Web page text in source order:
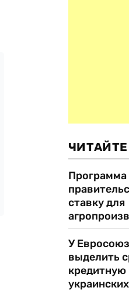
Программа
ставку для
У
выделить